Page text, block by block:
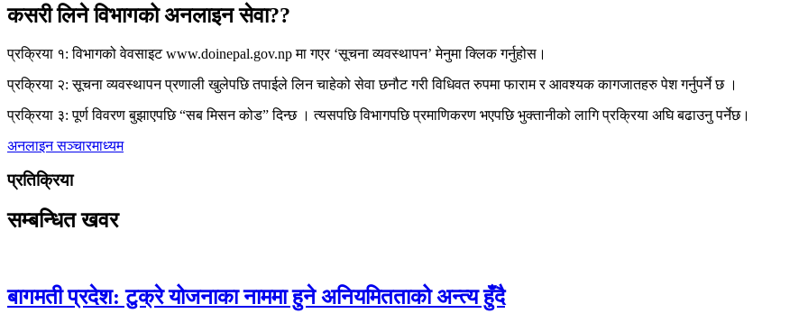
कसरी लिने विभागको अनलाइन सेवा??
प्रक्रिया १: विभागको वेवसाइट www.doinepal.gov.np मा गएर ‘सूचना व्यवस्थापन’ मेनुमा क्लिक गर्नुहोस।
प्रक्रिया २: सूचना व्यवस्थापन प्रणाली खुलेपछि तपाईले लिन चाहेको सेवा छनौट गरी विधिवत रुपमा फाराम र आवश्यक कागजातहरु पेश गर्नुपर्ने छ ।
प्रक्रिया ३: पूर्ण विवरण बुझाएपछि “सब मिसन कोड” दिन्छ । त्यसपछि विभागपछि प्रमाणिकरण भएपछि भुक्तानीको लागि प्रक्रिया अघि बढाउनु पर्नेछ।
अनलाइनसञ्चारमाध्यम
प्रतिक्रिया
सम्बन्धित खवर
बागमती प्रदेश: टुक्रे योजनाका नाममा हुने अनियमितताको अन्त्य हुँदै